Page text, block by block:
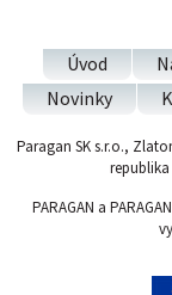
Úvod
Novinky
Paragan SK s.r.o.,
republika
PARAGAN a